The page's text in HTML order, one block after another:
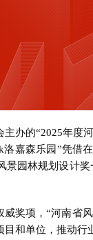
办的“2025年度
洛嘉森乐园”凭借
景园林规划设计
奖项，“河南省
目和单位，推动